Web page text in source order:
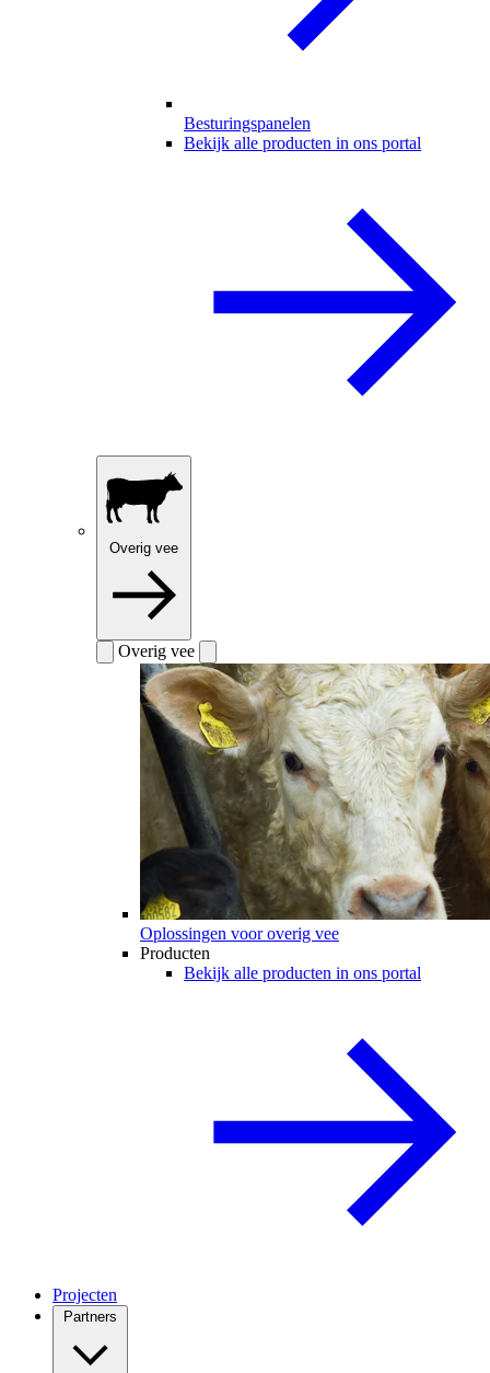
Besturingspanelen
Bekijk alle producten in ons portal
Overig vee
Overig vee
Oplossingen voor overig vee
Producten
Bekijk alle producten in ons portal
Projecten
Partners